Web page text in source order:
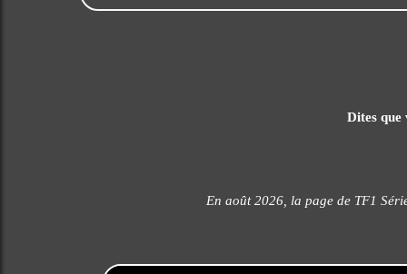
Dites que
En août 2026, la page de TF1